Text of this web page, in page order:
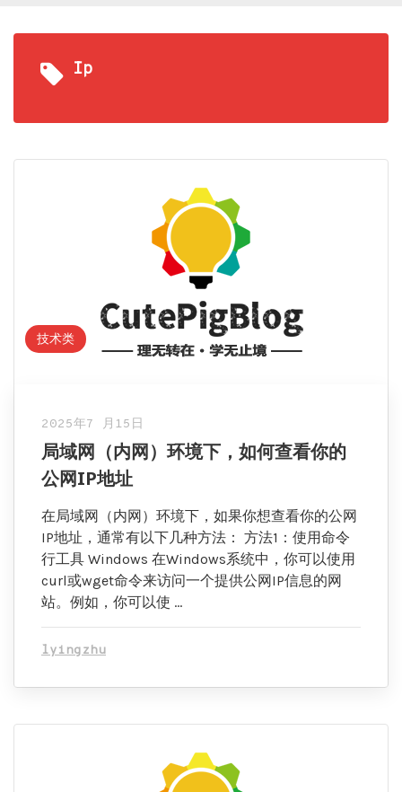
Ip
技术类
2025年7 月15日
局域网（内网）环境下，如何查看你的
公网IP地址
在局域网（内网）环境下，如果你想查看你的公网
IP地址，通常有以下几种方法： 方法1：使用命令
行工具 Windows 在Windows系统中，你可以使用
curl或wget命令来访问一个提供公网IP信息的网
站。例如，你可以使 …
lyingzhu